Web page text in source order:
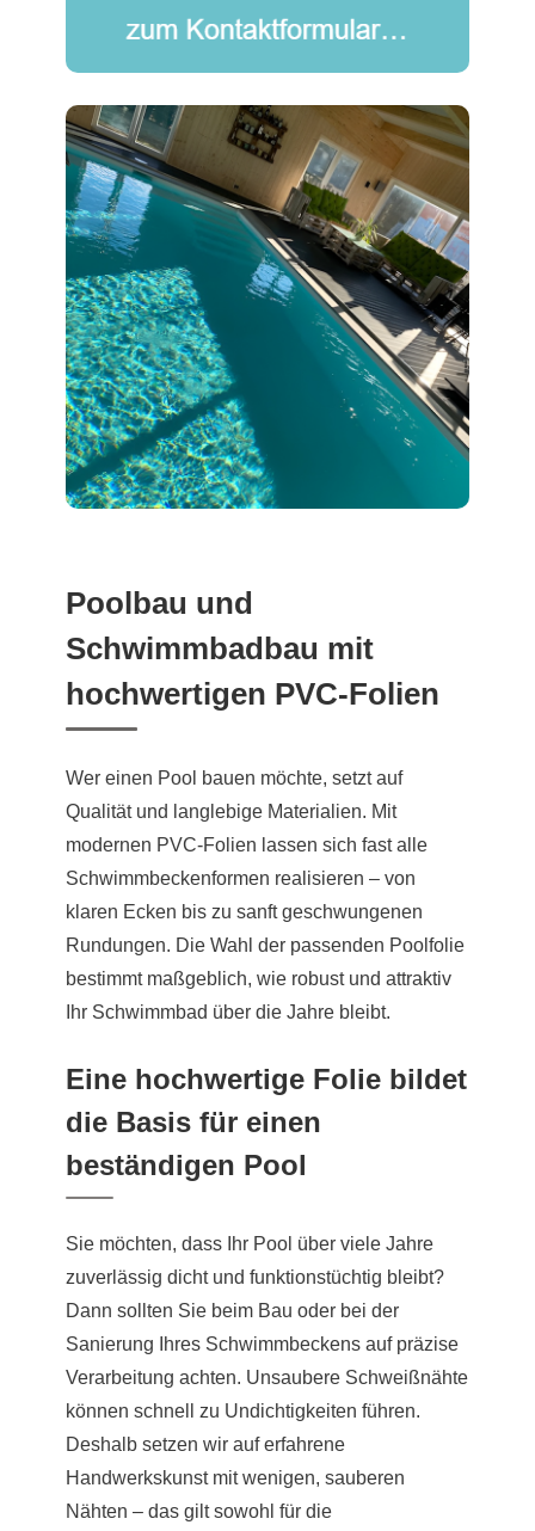
Poolbau und
Schwimmbadbau mit
hochwertigen PVC-Folien
Wer einen Pool bauen möchte, setzt auf
Qualität und langlebige Materialien. Mit
modernen PVC-Folien lassen sich fast alle
Schwimmbeckenformen realisieren – von
klaren Ecken bis zu sanft geschwungenen
Rundungen. Die Wahl der passenden Poolfolie
bestimmt maßgeblich, wie robust und attraktiv
Ihr Schwimmbad über die Jahre bleibt.
Eine hochwertige Folie bildet
die Basis für einen
beständigen Pool
Sie möchten, dass Ihr Pool über viele Jahre
zuverlässig dicht und funktionstüchtig bleibt?
Dann sollten Sie beim Bau oder bei der
Sanierung Ihres Schwimmbeckens auf präzise
Verarbeitung achten. Unsaubere Schweißnähte
können schnell zu Undichtigkeiten führen.
Deshalb setzen wir auf erfahrene
Handwerkskunst mit wenigen, sauberen
Nähten – das gilt sowohl für die